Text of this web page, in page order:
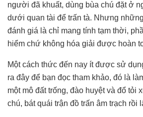
người đã khuất, dùng bùa chú đặt ở
dưới quan tài để trấn tà. Nhưng
đánh giá là chỉ mang tính tạm thời,
hiểm chứ không hóa giải được hoàn
Một cách thức đến nay ít được sử
ra đây để bạn đọc tham khảo, đó là
một mô đất trống, đào huyệt và đổ tỏi
chú, bát quái trận đồ trấn âm trạch rồi